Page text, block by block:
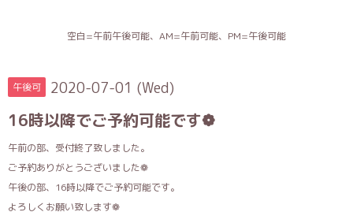
空白=午前午後可能、AM=午前可能、PM=午後可能
午後可 2020-07-01 (Wed)
16時以降でご予約可能です❁
午前の部、受付終了致しました。
ご予約ありがとうございました❁
午後の部、16時以降でご予約可能です。
よろしくお願い致します❁